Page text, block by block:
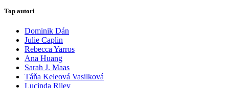
Top autori
Dominik Dán
Julie Caplin
Rebecca Yarros
Ana Huang
Sarah J. Maas
Táňa Keleová Vasilková
Lucinda Riley